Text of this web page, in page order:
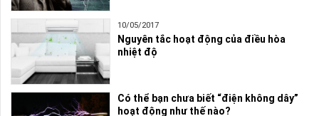
10/05/2017
Nguyên tắc hoạt động của điều hòa
nhiệt độ
Có thể bạn chưa biết “điện không dây”
hoạt động như thế nào?